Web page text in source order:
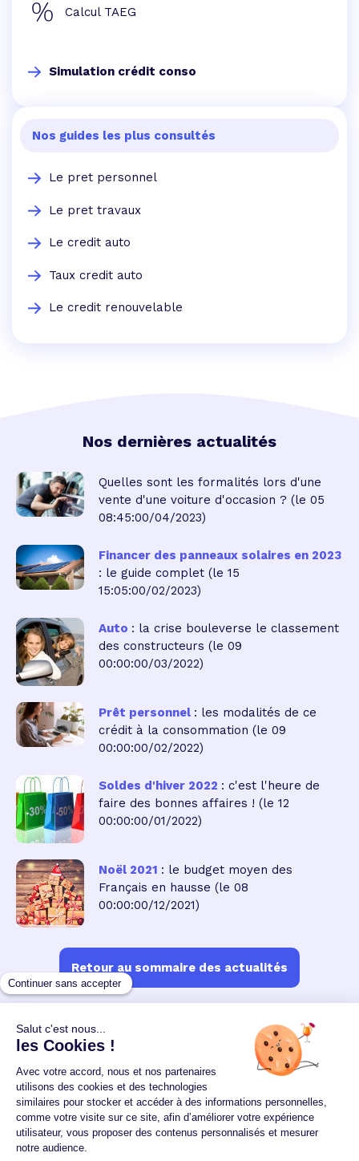
Calcul TAEG
Simulation crédit conso
Nos guides les plus consultés
Le pret personnel
Le pret travaux
Le credit auto
Taux credit auto
Le credit renouvelable
Nos dernières actualités
Quelles sont les formalités lors d'une
vente d'une voiture d'occasion ? (le 05
08:45:00/04/2023)
Financer des panneaux solaires en 2023
: le guide complet (le 15
15:05:00/02/2023)
Auto : la crise bouleverse le classement
des constructeurs (le 09
00:00:00/03/2022)
Prêt personnel : les modalités de ce
crédit à la consommation (le 09
00:00:00/02/2022)
Soldes d'hiver 2022 : c'est l'heure de
faire des bonnes affaires ! (le 12
00:00:00/01/2022)
Noël 2021 : le budget moyen des
Français en hausse (le 08
00:00:00/12/2021)
Retour au sommaire des actualités
Un crédit vous engage et doit être remboursé.
Vérifiez vos capacités de remboursement avant de
vous engager.